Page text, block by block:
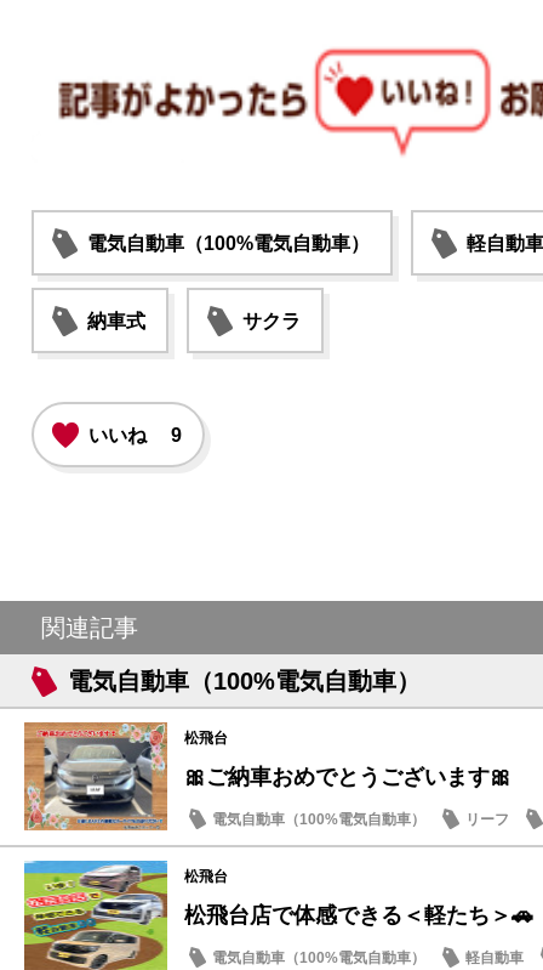
電気自動車（100%電気自動車） 軽自動
納車式 サクラ
いいね 9
関連記事
電気自動車（100%電気自動車）
松飛台
🎀ご納車おめでとうございます🎀
電気自動車（100%電気自動車） リーフ
松飛台
松飛台店で体感できる＜軽たち＞🚗
電気自動車（100%電気自動車） 軽自動車